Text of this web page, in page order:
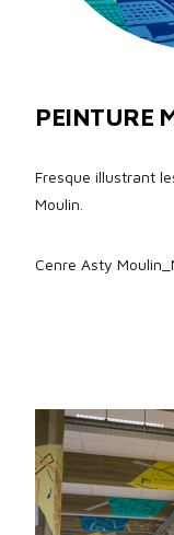
PEINTURE
Fresque illustrant
Moulin.
Cenre Asty